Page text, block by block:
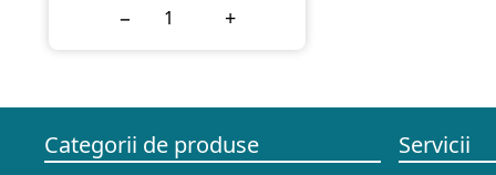
− +
Categorii de produse Servicii